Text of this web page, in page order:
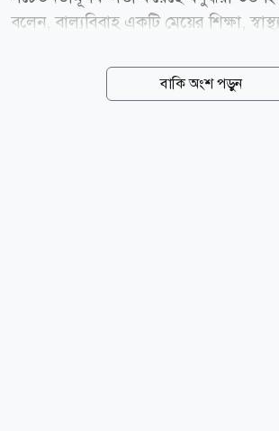
বলেন, বাল্যবিবাহ একটি মেয়ের শিক্ষা,
পরিবার, শিক্ষাপ্রতিষ্ঠান, স্থানীয় প্রশাসন
নাগরিকদের সম্মিলিত উদ্যোগ প্রয়োজন।
বাকি অংশ পড়ুন